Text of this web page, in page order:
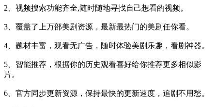
2、视频搜索功能齐全,随时随地寻找自己想看的视频。
3、覆盖了上万部美剧资源，最新最热门的美剧任你看。
4、题材丰富，观看无广告，随时体验美剧乐趣，看剧神器。
5、智能推荐，根据你的历史观看喜好给你推荐更多相似影
片。
6、官方同步更新资源，保持最快的更新速度，追剧不用愁。